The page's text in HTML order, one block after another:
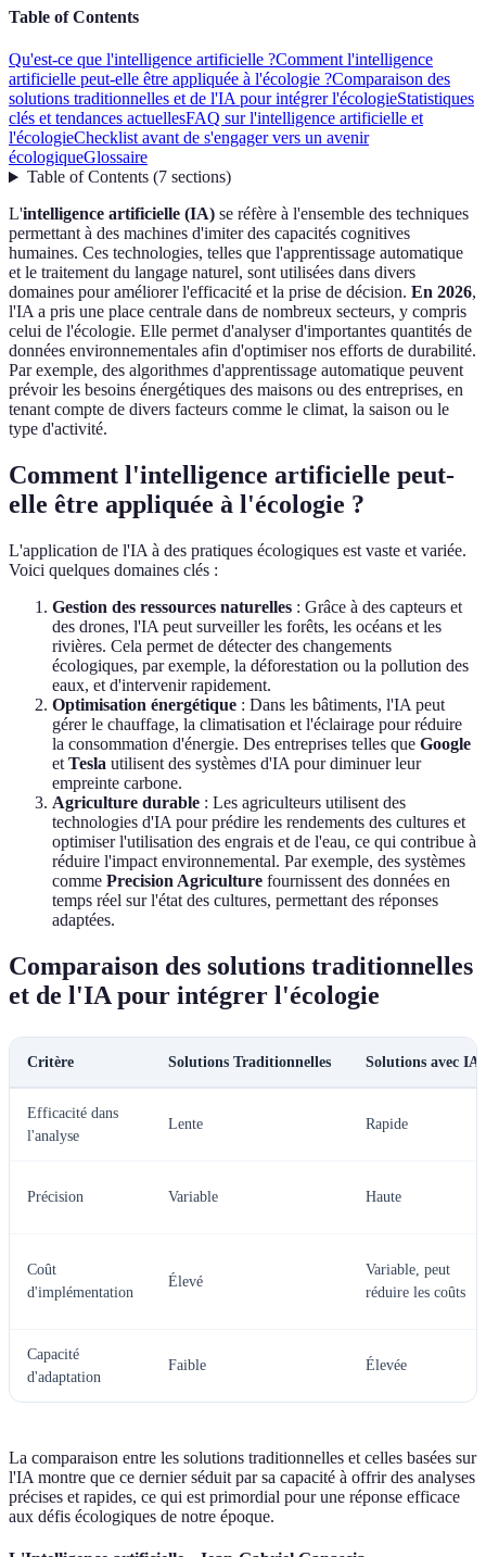
Table of Contents
Qu'est-ce que l'intelligence artificielle ?Comment l'intelligence
artificielle peut-elle être appliquée à l'écologie ?Comparaison des
solutions traditionnelles et de l'IA pour intégrer l'écologieStatistiques
clés et tendances actuellesFAQ sur l'intelligence artificielle et
l'écologieChecklist avant de s'engager vers un avenir
écologiqueGlossaire
Table of Contents(7 sections)
L'intelligence artificielle (IA) se réfère à l'ensemble des techniques
permettant à des machines d'imiter des capacités cognitives
humaines. Ces technologies, telles que l'apprentissage automatique
et le traitement du langage naturel, sont utilisées dans divers
domaines pour améliorer l'efficacité et la prise de décision. En 2026,
l'IA a pris une place centrale dans de nombreux secteurs, y compris
celui de l'écologie. Elle permet d'analyser d'importantes quantités de
données environnementales afin d'optimiser nos efforts de durabilité.
Par exemple, des algorithmes d'apprentissage automatique peuvent
prévoir les besoins énergétiques des maisons ou des entreprises, en
tenant compte de divers facteurs comme le climat, la saison ou le
type d'activité.
Comment l'intelligence artificielle peut-
elle être appliquée à l'écologie ?
L'application de l'IA à des pratiques écologiques est vaste et variée.
Voici quelques domaines clés :
Gestion des ressources naturelles : Grâce à des capteurs et
des drones, l'IA peut surveiller les forêts, les océans et les
rivières. Cela permet de détecter des changements
écologiques, par exemple, la déforestation ou la pollution des
eaux, et d'intervenir rapidement.
Optimisation énergétique : Dans les bâtiments, l'IA peut
gérer le chauffage, la climatisation et l'éclairage pour réduire
la consommation d'énergie. Des entreprises telles que Google
et Tesla utilisent des systèmes d'IA pour diminuer leur
empreinte carbone.
Agriculture durable : Les agriculteurs utilisent des
technologies d'IA pour prédire les rendements des cultures et
optimiser l'utilisation des engrais et de l'eau, ce qui contribue à
réduire l'impact environnemental. Par exemple, des systèmes
comme Precision Agriculture fournissent des données en
temps réel sur l'état des cultures, permettant des réponses
adaptées.
Comparaison des solutions traditionnelles
et de l'IA pour intégrer l'écologie
Critère Solutions Traditionnelles Solutions avec IA
Efficacité dans
l'analyse
Lente Rapide
Précision Variable Haute
Coût
d'implémentation
Élevé
Variable, peut
réduire les coûts
Capacité
d'adaptation
Faible Élevée
La comparaison entre les solutions traditionnelles et celles basées sur
l'IA montre que ce dernier séduit par sa capacité à offrir des analyses
précises et rapides, ce qui est primordial pour une réponse efficace
aux défis écologiques de notre époque.